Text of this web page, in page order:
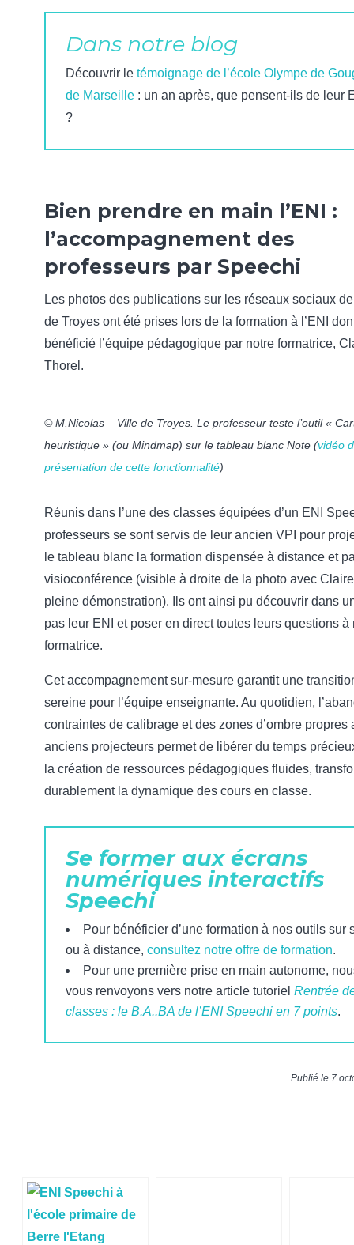
Dans notre blog
Découvrir le témoignage de l’école Olympe de
de Marseille : un an après, que pensent-ils de leur
?
Bien prendre en main l’ENI :
l’accompagnement des
professeurs par Speechi
Les photos des publications sur les réseaux sociaux
de Troyes ont été prises lors de la formation à l’ENI
bénéficié l’équipe pédagogique par notre formatrice,
Thorel.
© M.Nicolas – Ville de Troyes. Le professeur teste l’outil «
heuristique » (ou Mindmap) sur le tableau blanc Note (vidéo
présentation de cette fonctionnalité)
Réunis dans l’une des classes équipées d’un ENI
professeurs se sont servis de leur ancien VPI pour
le tableau blanc la formation dispensée à distance et
visioconférence (visible à droite de la photo avec
pleine démonstration). Ils ont ainsi pu découvrir dans
pas leur ENI et poser en direct toutes leurs questions à
formatrice.
Cet accompagnement sur-mesure garantit une
sereine pour l’équipe enseignante. Au quotidien,
contraintes de calibrage et des zones d’ombre propres
anciens projecteurs permet de libérer du temps
la création de ressources pédagogiques fluides,
durablement la dynamique des cours en classe.
Se former aux écrans
numériques interactifs
Speechi
Pour bénéficier d’une formation à nos outils sur
ou à distance, consultez notre offre de formation.
Pour une première prise en main autonome,
vous renvoyons vers notre article tutoriel Rentrée
classes : le B.A..BA de l’ENI Speechi en 7 points.
Publié le 7